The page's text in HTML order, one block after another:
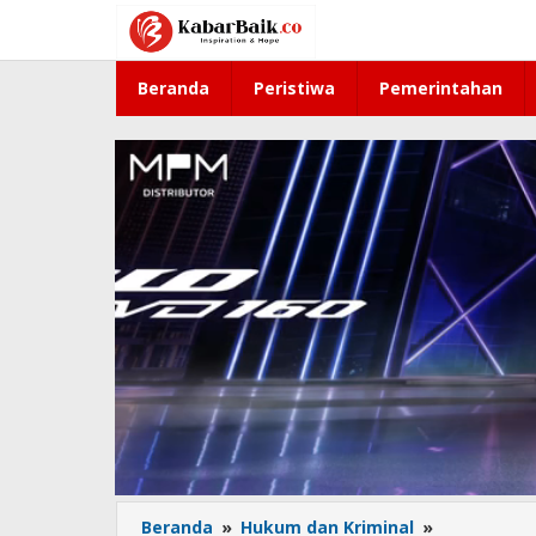
konten
Beranda Peristiwa Pemerintahan
Beranda » Hukum dan Kriminal »